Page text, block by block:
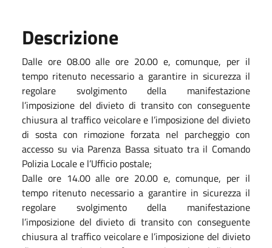
Descrizione
Dalle ore 08.00 alle ore 20.00 e, comunque, per il
tempo ritenuto necessario a garantire in sicurezza il
regolare svolgimento della manifestazione
l’imposizione del divieto di transito con conseguente
chiusura al traffico veicolare e l’imposizione del divieto
di sosta con rimozione forzata nel parcheggio con
accesso su via Parenza Bassa situato tra il Comando
Polizia Locale e l’Ufficio postale;
Dalle ore 14.00 alle ore 20.00 e, comunque, per il
tempo ritenuto necessario a garantire in sicurezza il
regolare svolgimento della manifestazione
l’imposizione del divieto di transito con conseguente
chiusura al traffico veicolare e l’imposizione del divieto